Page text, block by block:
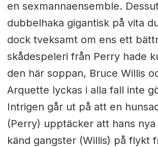
en sexmannaensemble.
dubbelhaka gigantisk på vita
dock tveksamt om ens ett
skådespeleri från Perry hade
den här soppan, Bruce Willis
Arquette lyckas i alla fall inte
Intrigen går ut på att en
(Perry) upptäcker att hans
känd gangster (Willis) på flykt